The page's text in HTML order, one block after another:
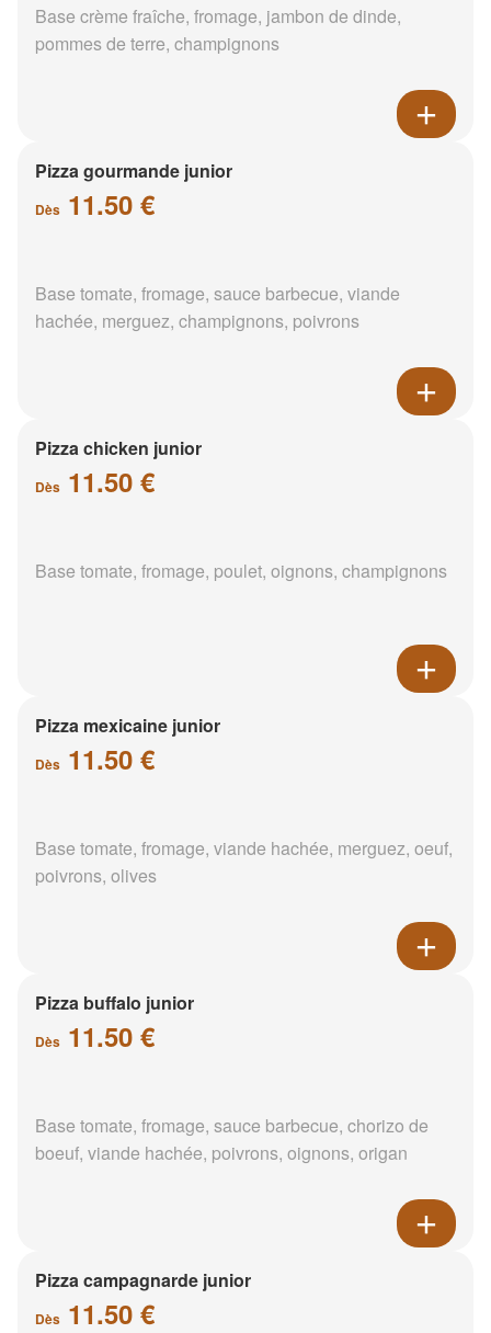
Base crème fraîche, fromage, jambon de dinde,
pommes de terre, champignons
Pizza gourmande junior
Dès 11.50 €
Base tomate, fromage, sauce barbecue, viande
hachée, merguez, champignons, poivrons
Pizza chicken junior
Dès 11.50 €
Base tomate, fromage, poulet, oignons, champignons
Pizza mexicaine junior
Dès 11.50 €
Base tomate, fromage, viande hachée, merguez, oeuf,
poivrons, olives
Pizza buffalo junior
Dès 11.50 €
Base tomate, fromage, sauce barbecue, chorizo de
boeuf, viande hachée, poivrons, oignons, origan
Pizza campagnarde junior
Dès 11.50 €